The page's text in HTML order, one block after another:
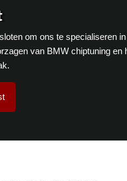
om ons te specialiseren
van BMW chiptuning